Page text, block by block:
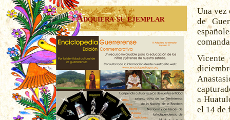
Adquiera su ejemplar
Una vez
de
Vicente
a
el 14 de